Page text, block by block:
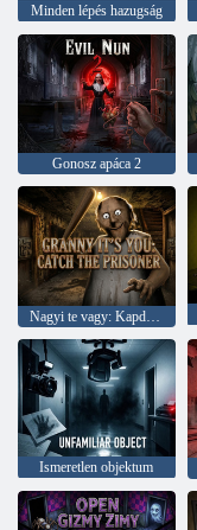
Minden lépés hazugság
Gonosz apáca 2
Ismeretlen objektum